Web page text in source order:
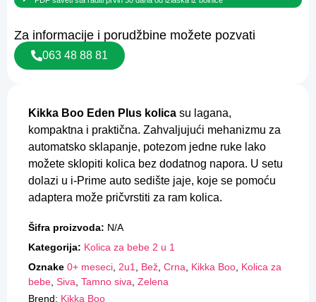
Kikka Boo Eden Plus kolica su lagana,
kompaktna i praktična. Zahvaljujući mehanizmu za
automatsko sklapanje, potezom jedne ruke lako
možete sklopiti kolica bez dodatnog napora. U setu
dolazi u i-Prime auto sedište jaje, koje se pomoću
adaptera može pričvrstiti za ram kolica.
Šifra proizvoda: N/A
Kategorija: Kolica za bebe 2 u 1
Oznake 0+ meseci 2u1 Bež Crna Kikka Boo Kolica za
bebe Siva Tamno siva Zelena
Brend: Kikka Boo
Za informacije i porudžbine možete pozvati
063 48 88 81